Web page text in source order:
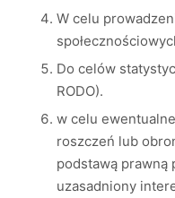
W celu
Do celów
RODO).
w celu
roszczeń lub
podstawą prawną
uzasadniony